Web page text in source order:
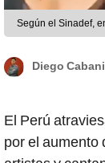
Según el Sinadef,
Diego
El Perú
por el aumento